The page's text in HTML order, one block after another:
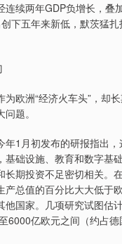
续两年GDP负增长，叠
下五年来新低，默茨猛扎
欧洲“经济火车头”，却长
题。
1月初发布的研报指出，
基础设施、教育和数字基
长期投资不足密切相关。
产总值的百分比大大低于
他国家。几项研究试图估
6000亿欧元之间（约占